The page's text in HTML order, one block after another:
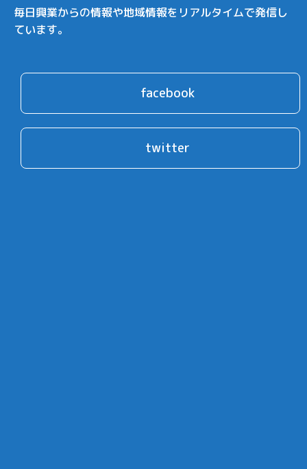
毎日興業からの情報や地域情報をリアルタイムで発信し
ています。
facebook
twitter